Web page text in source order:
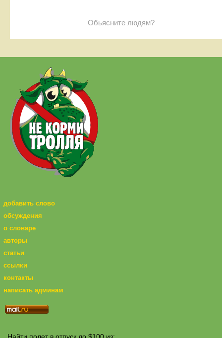
Обьясните людям?
добавить слово
обсуждения
о словаре
авторы
статьи
ссылки
контакты
написать админам
Найти полет в отпуск до $100 из: